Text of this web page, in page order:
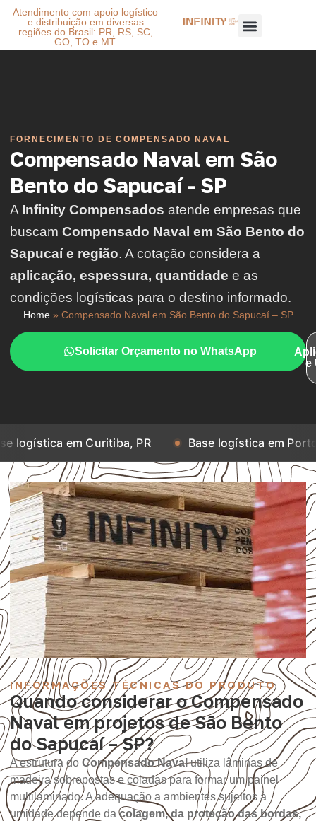
Atendimento com apoio logístico
e distribuição em diversas
regiões do Brasil: PR, RS, SC,
GO, TO e MT.
FORNECIMENTO DE COMPENSADO NAVAL
Compensado Naval em São
Bento do Sapucaí - SP
A Infinity Compensados atende empresas que
buscam Compensado Naval em São Bento do
Sapucaí e região. A cotação considera a
aplicação, espessura, quantidade e as
condições logísticas para o destino informado.
Home» Compensado Naval em São Bento do Sapucaí – SP
Solicitar Orçamento no WhatsApp
e
Curitiba, PR Base logística em Porto Alegre, RS
INFORMAÇÕES TÉCNICAS DO PRODUTO
Quando considerar o Compensado
Naval em projetos de São Bento
do Sapucaí – SP?
A estrutura do Compensado Navalutiliza lâminas de
madeira sobrepostas e coladas para formar um painel
multilaminado. A adequação a ambientes sujeitos à
umidade depende dacolagem, da proteção das bordas,